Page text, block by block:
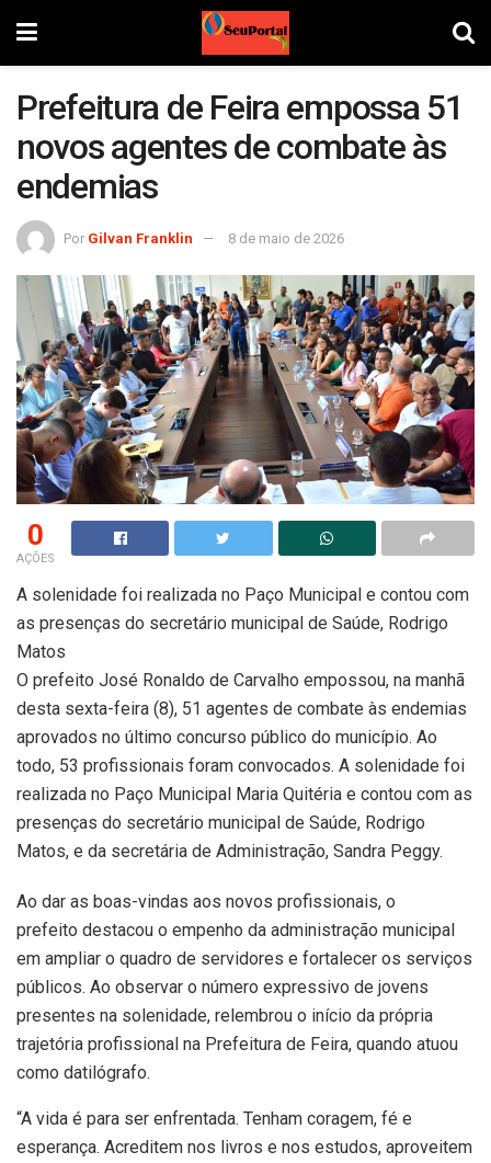
Prefeitura de Feira empossa 51
novos agentes de combate às
endemias
Por Gilvan Franklin 8 de maio de 2026
0
AÇÕES
A solenidade foi realizada no Paço Municipal e contou com
as presenças do secretário municipal de Saúde, Rodrigo
Matos
O prefeito José Ronaldo de Carvalho empossou, na manhã
desta sexta-feira (8), 51 agentes de combate às endemias
aprovados no último concurso público do município. Ao
todo, 53 profissionais foram convocados. A solenidade foi
realizada no Paço Municipal Maria Quitéria e contou com as
presenças do secretário municipal de Saúde, Rodrigo
Matos, e da secretária de Administração, Sandra Peggy.
Ao dar as boas-vindas aos novos profissionais, o
prefeito destacou o empenho da administração municipal
em ampliar o quadro de servidores e fortalecer os serviços
públicos. Ao observar o número expressivo de jovens
presentes na solenidade, relembrou o início da própria
trajetória profissional na Prefeitura de Feira, quando atuou
como datilógrafo.
“A vida é para ser enfrentada. Tenham coragem, fé e
esperança. Acreditem nos livros e nos estudos, aproveitem